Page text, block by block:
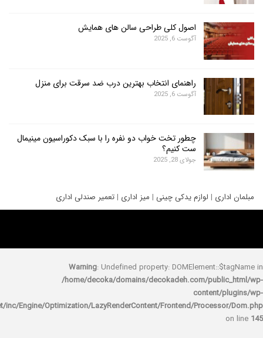
اصول کلی طراحی سالن های همایش
آگوست 6, 2025
راهنمای انتخاب بهترین درب ضد سرقت برای منزل
آگوست 6, 2025
چطور تخت خواب دو نفره را با سبک دکوراسیون مینیمال
ست کنیم؟
جولای 28, 2025
|لوازم یدکی چینی|میز اداری| تعمیر صندلی اداری
Warning: Undefined property:
/home/decoka/domains/decokadeh.com/
rocket/inc/Engine/Optimization/LazyRenderContent/Frontend/